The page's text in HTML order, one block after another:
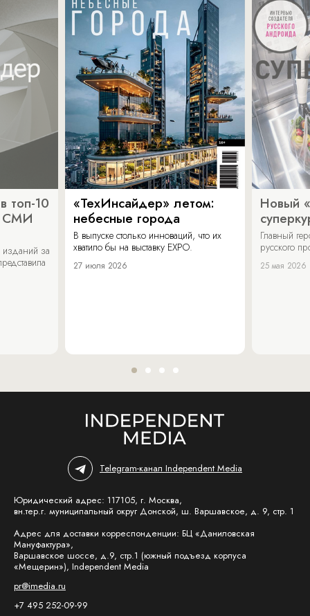
топ-10
СМИ
изданий за
«ТехИнсайдер» летом:
небесные города
В выпуске столько инноваций, что их
хватило бы на выставку EXPO.
27 июля 2026
Новый
Главный
русского
25 мая 2026
Telegram-канал Independent Media
Юридический адрес: 117105, г. Москва,
вн.тер.г. муниципальный округ Донской, ш. Варшавское, д. 9, стр. 1
Адрес для доставки корреспонденции: БЦ «Даниловская
Мануфактура»,
Варшавское шоссе, д.9, стр.1 (южный подъезд корпуса
«Мещерин»), Independent Media
pr@imedia.ru
+7 495 252-09-99